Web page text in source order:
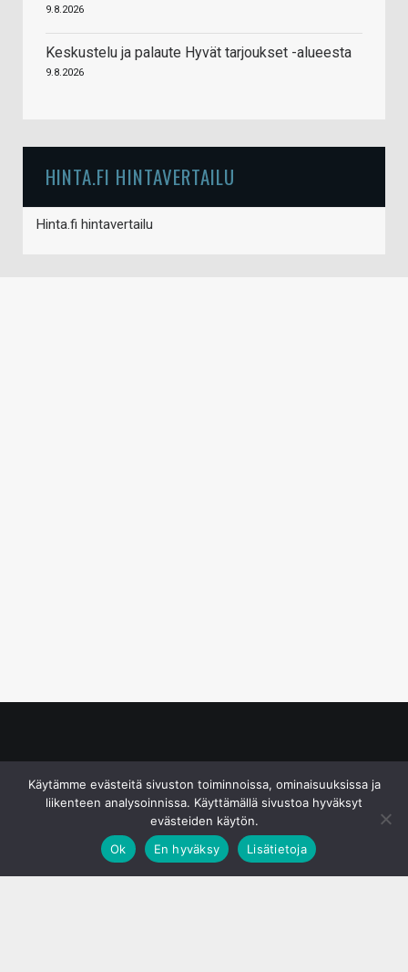
9.8.2026
Keskustelu ja palaute Hyvät tarjoukset -alueesta
9.8.2026
HINTA.FI HINTAVERTAILU
Hinta.fi hintavertailu
Käytämme evästeitä sivuston toiminnoissa, ominaisuuksissa ja
liikenteen analysoinnissa. Käyttämällä sivustoa hyväksyt
evästeiden käytön.
Ok
En hyväksy Lisätietoja